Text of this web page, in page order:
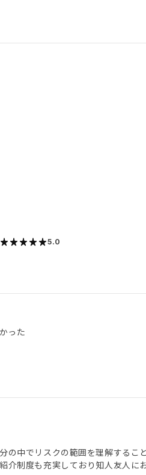
5.0
った
中でリスクの範囲を理解するこ
制度も充実しており知人友人に